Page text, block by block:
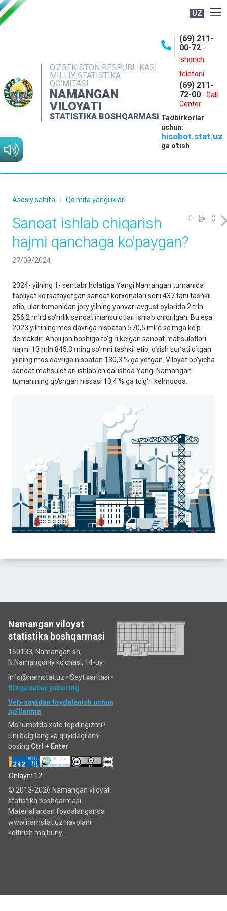
UZ
O‘ZBEKISTON RESPUBLIKASI
MILLIY STATISTIKA
QO‘MITASI
NAMANGAN
VILOYATI
STATISTIKA BOSHQARMASI
(69) 211-
00-72 -
Ishonch
telefoni
(69) 211-
72-00 - Call
Center
Tadbirkorlar
uchun:
hisobot.stat.uz
ga o'tish
NASHRLAR
INTERAKTIV XIZMATLAR
MATBUOT XIZMATI
MUROJAATLAR
Asosiy sahifa Qo'mita yangiliklari
Sanoat ishlab chiqarish
hajmi qanchaga ko‘paygan?
27/09/2024
2024- yilning 1- sentabr holatiga Yangi Namangan tumanida
faoliyat ko‘rsatayotgan sanoat korxonalari soni 437 tani tashkil
etib, ular tomonidan jory yilning yanvar-avgust oylarida 2 trln
256,2 mlrd so‘mlik sanoat mahsulotlari ishlab chiqrilgan. Bu esa
2023 yilnining mos davriga nisbatan 570,5 mlrd so‘mga ko‘p
demakdir. Aholi jon boshiga to‘g‘ri kelgan sanoat mahsulotlari
hajmi 13 mln 845,3 ming so‘mni tashkil etib, o‘sish sur’ati o‘tgan
yilning mos davriga nisbatan 130,3 % ga yetgan. Viloyat bo‘yicha
sanoat mahsulotlari ishlab chiqarishda Yangi Namangan
tumanining qo‘shgan hissasi 13,4 % ga to‘g‘ri kelmoqda.
Namangan viloyat
statistika boshqarmasi
160133, Namangan sh,
N.Namangoniy ko'chasi, 14-uy.
info@namstat.uz • Sayt xaritasi •
Bizga xabar yuboring
Veb-saytdan foydalanish uchun
qo'llanma
Ma`lumotda xato topdingizmi?
Uni belgilang va quyidagilarni
bosing Ctrl + Enter
Onlayn: 12
© 2013-2026 Namangan viloyat
statistika boshqarmasi
Materiallardan foydalanganda
www.namstat.uz havolani
keltirish majburiy.